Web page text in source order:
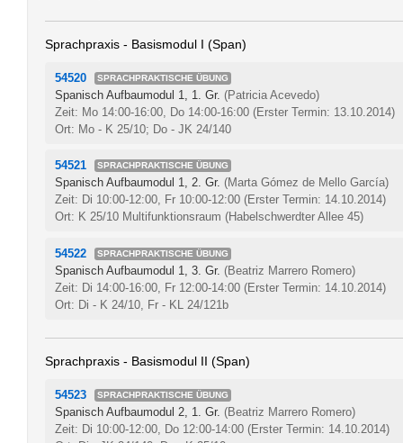
Sprachpraxis - Basismodul I (Span)
54520 SPRACHPRAKTISCHE ÜBUNG
Spanisch Aufbaumodul 1, 1. Gr. (Patricia Acevedo)
Zeit: Mo 14:00-16:00, Do 14:00-16:00 (Erster Termin: 13.10.2014)
Ort: Mo - K 25/10; Do - JK 24/140
54521 SPRACHPRAKTISCHE ÜBUNG
Spanisch Aufbaumodul 1, 2. Gr. (Marta Gómez de Mello García)
Zeit: Di 10:00-12:00, Fr 10:00-12:00 (Erster Termin: 14.10.2014)
Ort: K 25/10 Multifunktionsraum (Habelschwerdter Allee 45)
54522 SPRACHPRAKTISCHE ÜBUNG
Spanisch Aufbaumodul 1, 3. Gr. (Beatriz Marrero Romero)
Zeit: Di 14:00-16:00, Fr 12:00-14:00 (Erster Termin: 14.10.2014)
Ort: Di - K 24/10, Fr - KL 24/121b
Sprachpraxis - Basismodul II (Span)
54523 SPRACHPRAKTISCHE ÜBUNG
Spanisch Aufbaumodul 2, 1. Gr. (Beatriz Marrero Romero)
Zeit: Di 10:00-12:00, Do 12:00-14:00 (Erster Termin: 14.10.2014)